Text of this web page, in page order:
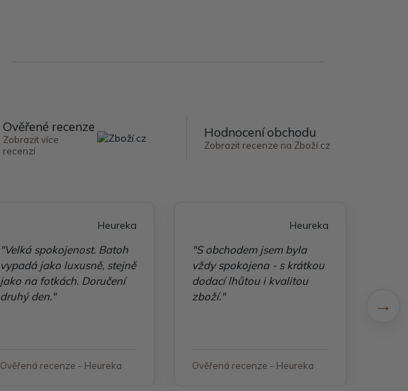
Ověřené recenze
Zobrazit více
recenzí
Hodnocení obchodu
Zobrazit recenze na Zboží.cz
Heureka
"Velká spokojenost. Batoh
vypadá jako luxusně, stejně
jako na fotkách. Doručení
druhý den."
Ověřená recenze - Heureka
Heureka
"S obchodem jsem byla
vždy spokojena - s krátkou
dodací lhůtou i kvalitou
zboží."
Ověřená recenze - Heureka